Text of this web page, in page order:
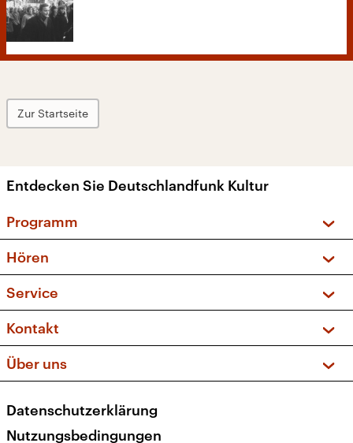
Zur Startseite
Entdecken Sie Deutschlandfunk Kultur
Programm
Sendungen und Podcasts
Musikliste
Kakadu – Das Kinderprogramm
Hören
Frequenzen (UKW + DAB+)
Service
FAQ
Apps
Newsletter
Veranstaltungen
Kontakt
Social Media
Über uns
Presse
Datenschutzerklärung
Nutzungsbedingungen